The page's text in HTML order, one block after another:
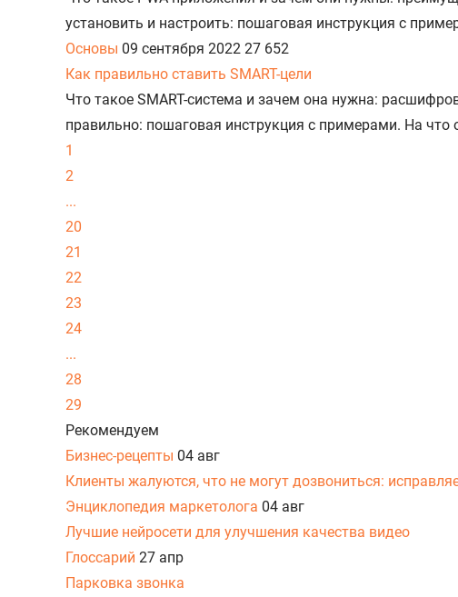
установить и настроить: пошаговая инструкция с
Основы 09 сентября 2022 27 652
Как правильно ставить SMART-цели
Что такое SMART-система и зачем она нужна:
правильно: пошаговая инструкция с примерами. На
1
2
...
20
21
22
23
24
...
28
29
Рекомендуем
Бизнес-рецепты 04 авг
Клиенты жалуются, что не могут дозвониться:
Энциклопедия маркетолога 04 авг
Лучшие нейросети для улучшения качества видео
Глоссарий 27 апр
Парковка звонка